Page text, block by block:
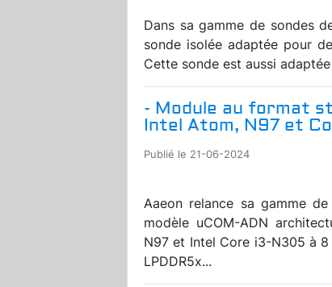
Dans sa gamme de sondes
sonde isolée adaptée pour
Cette sonde est aussi
- Module au format
Intel Atom, N97 et
Publié le 21-06-2024
Aaeon relance sa gamme
modèle uCOM-ADN
N97 et Intel Core i3-N305 à
LPDDR5x...